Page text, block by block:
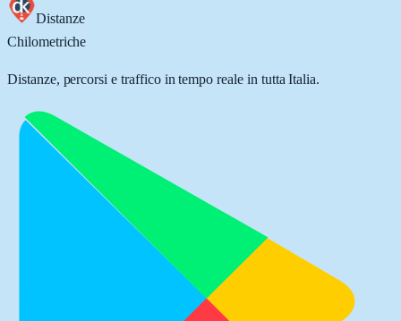
Distanze
Chilometriche
Distanze, percorsi e traffico in tempo reale in tutta Italia.